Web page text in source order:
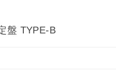
盤 TYPE-B